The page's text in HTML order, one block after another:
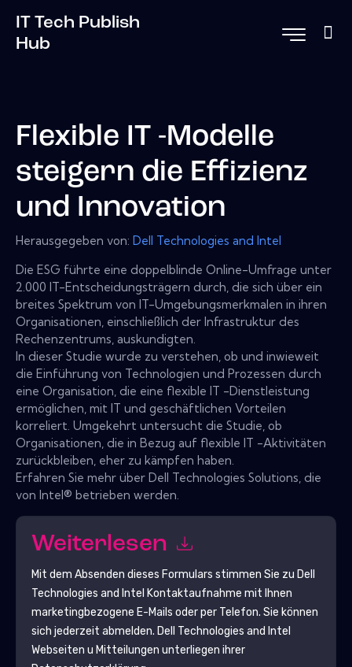
IT Tech Publish
Hub
Flexible IT -Modelle
steigern die Effizienz
und Innovation
Herausgegeben von: Dell Technologies and Intel
Die ESG führte eine doppelblinde Online-Umfrage unter
2.000 IT-Entscheidungsträgern durch, die sich über ein
breites Spektrum von IT-Umgebungsmerkmalen in ihren
Organisationen, einschließlich der Infrastruktur des
Rechenzentrums, auskundigten.
In dieser Studie wurde zu verstehen, ob und inwieweit
die Einführung von Technologien und Prozessen durch
eine Organisation, die eine flexible IT -Dienstleistung
ermöglichen, mit IT und geschäftlichen Vorteilen
korreliert. Umgekehrt untersucht die Studie, ob
Organisationen, die in Bezug auf flexible IT -Aktivitäten
zurückbleiben, eher zu kämpfen haben.
Erfahren Sie mehr über Dell Technologies Solutions, die
von Intel® betrieben werden.
Weiterlesen
Mit dem Absenden dieses Formulars stimmen Sie zu Dell
Technologies and Intel Kontaktaufnahme mit Ihnen
marketingbezogene E-Mails oder per Telefon. Sie können
sich jederzeit abmelden. Dell Technologies and Intel
Webseiten u Mitteilungen unterliegen ihrer